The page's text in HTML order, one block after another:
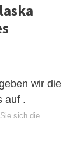
wir die
auf .
sich die